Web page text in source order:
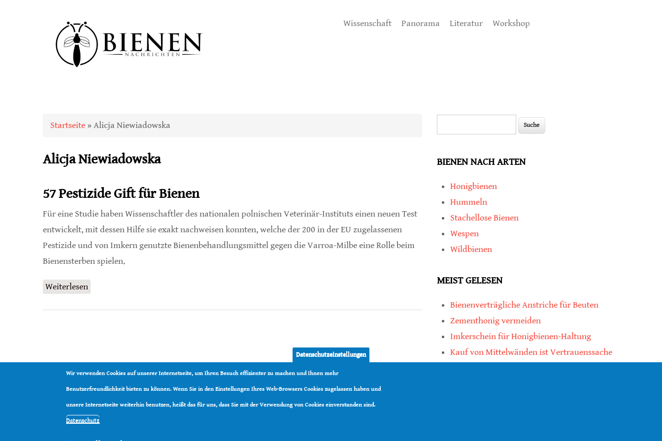
Wissenschaft Panorama Literatur Workshop
Sie sind hier
Startseite » Alicja Niewiadowska
Alicja Niewiadowska
57 Pestizide Gift für Bienen
Für eine Studie haben Wissenschaftler des nationalen polnischen Veterinär-Instituts einen neuen Test
entwickelt, mit dessen Hilfe sie exakt nachweisen konnten, welche der 200 in der EU zugelassenen
Pestizide und von Imkern genutzte Bienenbehandlungsmittel gegen die Varroa-Milbe eine Rolle beim
Bienensterben spielen.
Weiterlesen
BIENEN NACH ARTEN
Honigbienen
Hummeln
Stachellose Bienen
Wespen
Wildbienen
MEIST GELESEN
Bienenverträgliche Anstriche für Beuten
Zementhonig vermeiden
Imkerschein für Honigbienen-Haltung
Kauf von Mittelwänden ist Vertrauenssache
Datenschutzeinstellungen
Wir verwenden Cookies auf unserer Internetseite, um Ihren Besuch effizienter zu machen und Ihnen mehr
Benutzerfreundlichkeit bieten zu können. Wenn Sie in den Einstellungen Ihres Web-Browsers Cookies zugelassen haben und
unsere Internetseite weiterhin benutzen, heißt das für uns, dass Sie mit der Verwendung von Cookies einverstanden sind.
Datenschutz